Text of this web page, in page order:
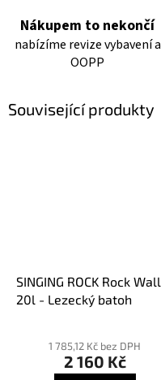
Nákupem to nekončí
nabízíme revize vybavení a
OOPP
Související produkty
SINGING ROCK Rock Wall
20l - Lezecký batoh
hodnocení
produktu
1 785,12 Kč bez DPH
2 160 Kč